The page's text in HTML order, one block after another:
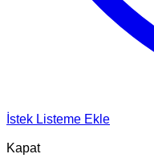
İstek Listeme Ekle
Kapat